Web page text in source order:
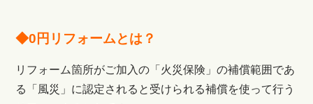
◆0円リフォームとは？
リフォーム箇所がご加入の「火災保険」の補償範囲であ
る「風災」に認定されると受けられる補償を使って行う